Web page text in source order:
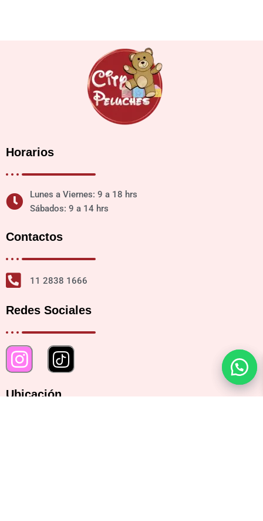
Horarios
Lunes a Viernes: 9 a 18 hrs
Sábados: 9 a 14 hrs
Contactos
11 2838 1666
Redes Sociales
Ubicación